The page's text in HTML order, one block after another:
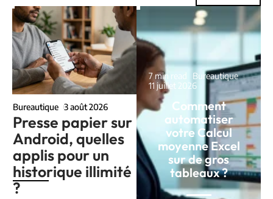
Bureautique 3 août 2026
Presse papier sur
Android, quelles
applis pour un
historique illimité
?
7 min read
Bureautique
11 juillet 2026
Comment
automatiser
votre Calcul
moyenne Excel
sur de gros
tableaux ?